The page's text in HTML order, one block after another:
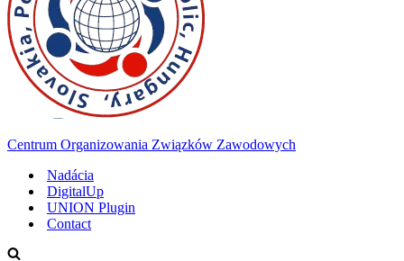
Centrum Organizowania Związków Zawodowych
Nadácia
DigitalUp
UNION Plugin
Contact